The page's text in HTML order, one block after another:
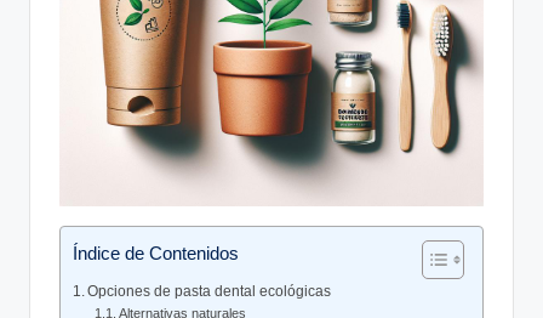
Índice de Contenidos
Opciones de pasta dental ecológicas
Alternativas naturales